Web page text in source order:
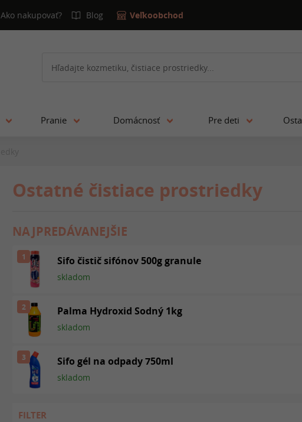
Ako nakupovať? Blog Veľkoobchod
Pranie Domácnosť Pre deti
Ostatné čistiace prostriedky
NAJPREDÁVANEJŠIE
1 Sifo čistič sifónov 500g granule
skladom
2 Palma Hydroxid Sodný 1kg
skladom
3 Sifo gél na odpady 750ml
skladom
FILTER